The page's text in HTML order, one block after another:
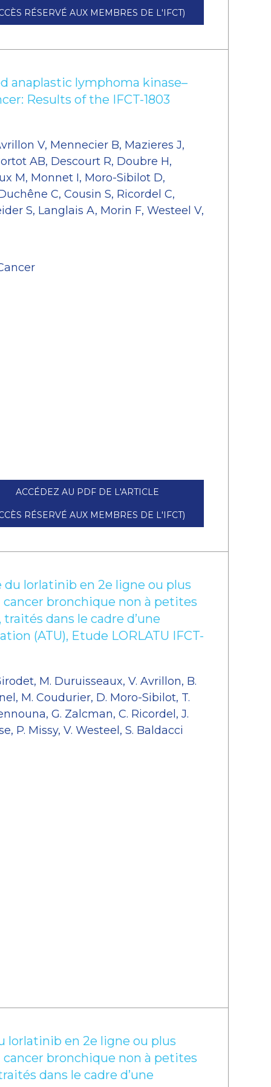
RÉSERVÉ AUX MEMBRES DE L'IFCT)
anaplastic lymphoma kinase–
Results of the IFCT-1803
V, Mennecier B, Mazieres J,
AB, Descourt R, Doubre H,
M, Monnet I, Moro-Sibilot D,
C, Cousin S, Ricordel C,
S, Langlais A, Morin F, Westeel V,
ACCÉDEZ AU PDF DE L'ARTICLE
RÉSERVÉ AUX MEMBRES DE L'IFCT)
lorlatinib en 2e ligne ou plus
bronchique non à petites
traités dans le cadre d’une
(ATU), Etude LORLATU IFCT-
M. Duruisseaux, V. Avrillon, B.
M. Coudurier, D. Moro-Sibilot, T.
G. Zalcman, C. Ricordel, J.
P. Missy, V. Westeel, S. Baldacci
lorlatinib en 2e ligne ou plus
bronchique non à petites
dans le cadre d’une